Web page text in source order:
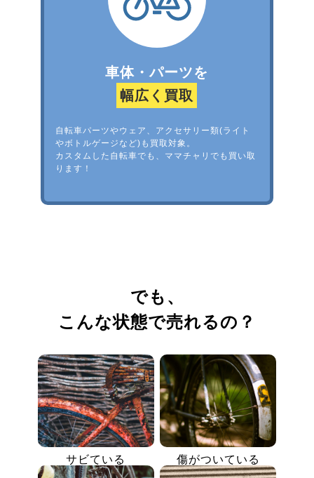
車体・パーツを
幅広く買取
自転車パーツやウェア、アクセサリー類(ライト
やボトルゲージなど)も買取対象。
カスタムした自転車でも、ママチャリでも買い取
ります！
でも、
こんな状態で売れるの？
サビている 傷がついている